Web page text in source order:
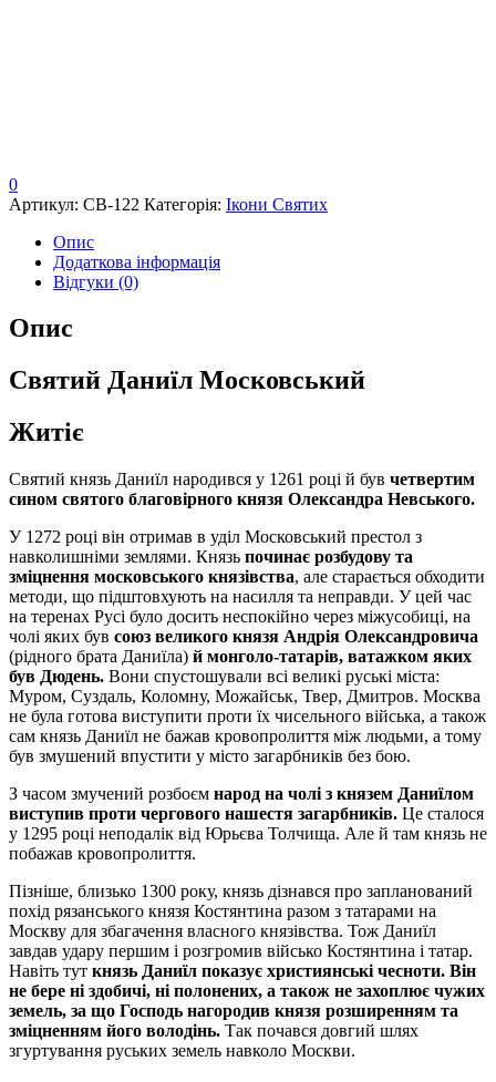
0
Артикул: СВ-122 Категорія: Ікони Святих
Опис
Додаткова інформація
Відгуки (0)
Опис
Святий Даниїл Московський
Житіє
Святий князь Даниїл народився у 1261 році й був четвертим
сином святого благовірного князя Олександра Невського.
У 1272 році він отримав в уділ Московський престол з
навколишніми землями. Князь починає розбудову та
зміцнення московського князівства, але старається обходити
методи, що підштовхують на насилля та неправди. У цей час
на теренах Русі було досить неспокійно через міжусобиці, на
чолі яких був союз великого князя Андрія Олександровича
(рідного брата Даниїла) й монголо-татарів, ватажком яких
був Дюдень. Вони спустошували всі великі руські міста:
Муром, Суздаль, Коломну, Можайськ, Твер, Дмитров. Москва
не була готова виступити проти їх чисельного війська, а також
сам князь Даниїл не бажав кровопролиття між людьми, а тому
був змушений впустити у місто загарбників без бою.
З часом змучений розбоєм народ на чолі з князем Даниїлом
виступив проти чергового нашестя загарбників. Це сталося
у 1295 році неподалік від Юрьєва Толчища. Але й там князь не
побажав кровопролиття.
Пізніше, близько 1300 року, князь дізнався про запланований
похід рязанського князя Костянтина разом з татарами на
Москву для збагачення власного князівства. Тож Даниїл
завдав удару першим і розгромив військо Костянтина і татар.
Навіть тут князь Даниїл показує християнські чесноти. Він
не бере ні здобичі, ні полонених, а також не захоплює чужих
земель, за що Господь нагородив князя розширенням та
зміцненням його володінь. Так почався довгий шлях
згуртування руських земель навколо Москви.